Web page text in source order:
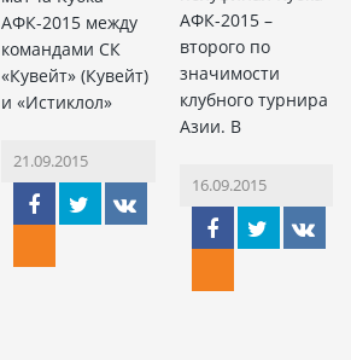
АФК-2015 между
командами СК
«Кувейт» (Кувейт)
и «Истиклол»
21.09.2015
АФК-2015 –
второго по
значимости
клубного турнира
Азии. В
16.09.2015